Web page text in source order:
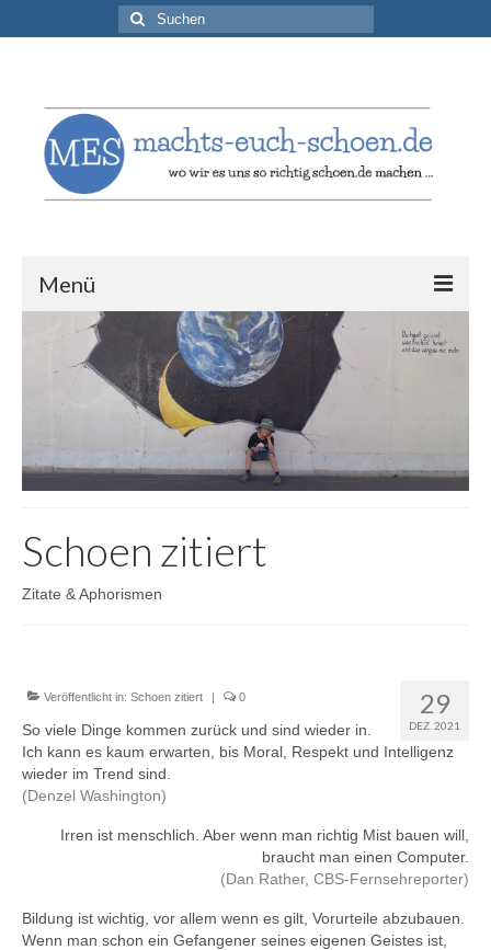
Suchen
nach:
Menü
Schoen gebloggt
Aktuelle Beiträge
Schoen zitiert
Schoen verlinkt
Schoen vorgestellt
Jochen Enste
Schoen zitiert
Zitate & Aphorismen
29
DEZ. 2021
Veröffentlicht in: Schoen zitiert | 0
So viele Dinge kommen zurück und sind wieder in.
Ich kann es kaum erwarten, bis Moral, Respekt und Intelligenz
wieder im Trend sind.
(Denzel Washington)
Irren ist menschlich. Aber wenn man richtig Mist bauen will,
braucht man einen Computer.
(Dan Rather, CBS-Fernsehreporter)
Bildung ist wichtig, vor allem wenn es gilt, Vorurteile abzubauen.
Wenn man schon ein Gefangener seines eigenen Geistes ist,